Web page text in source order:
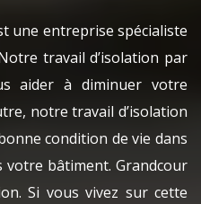
une entreprise spécialiste
travail d’isolation par
aider à diminuer votre
notre travail d’isolation
condition de vie dans
bâtiment. Grandcour
Si vous vivez sur cette